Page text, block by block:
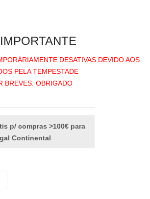
DESATIVAS DEVIDO AOS
PELA TEMPESTADE
BREVES. OBRIGADO
p/ compras >100€ para
Continental